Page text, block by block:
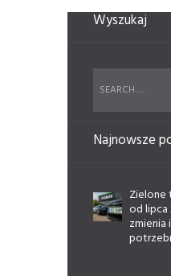
Wyszukaj
Najnowsze
Zielone
od
zmienia